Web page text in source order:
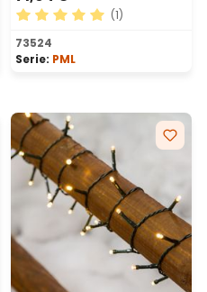
de 5 estrellas
Calificación promedio de
(1)
73524
Serie: PML